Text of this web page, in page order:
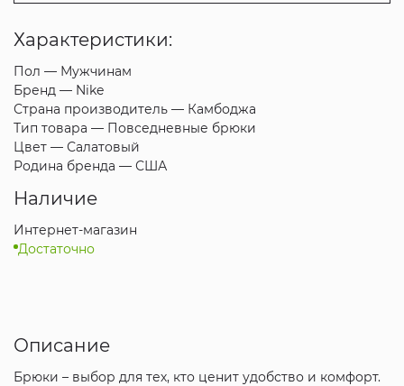
Характеристики:
Пол — Мужчинам
Бренд — Nike
Страна производитель — Камбоджа
Тип товара — Повседневные брюки
Цвет — Салатовый
Родина бренда — США
Наличие
Интернет-магазин
Достаточно
Описание
Брюки – выбор для тех, кто ценит удобство и комфорт.